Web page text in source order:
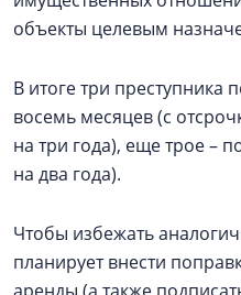
объекты целевым
В итоге три преступника
восемь месяцев (с
на три года), еще трое –
на два года).
Чтобы избежать
планирует внести